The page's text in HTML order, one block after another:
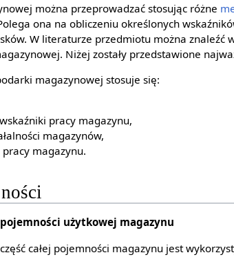
można przeprowadzać stosując różne
ona na obliczeniu określonych
W literaturze przedmiotu można znaleźć
Niżej zostały przedstawione
magazynowej stosuje się:
pracy magazynu,
magazynów,
pracy magazynu.
użytkowej magazynu
całej pojemności magazynu jest